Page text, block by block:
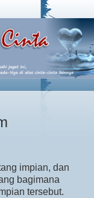
impian, dan
bagimana
tersebut.